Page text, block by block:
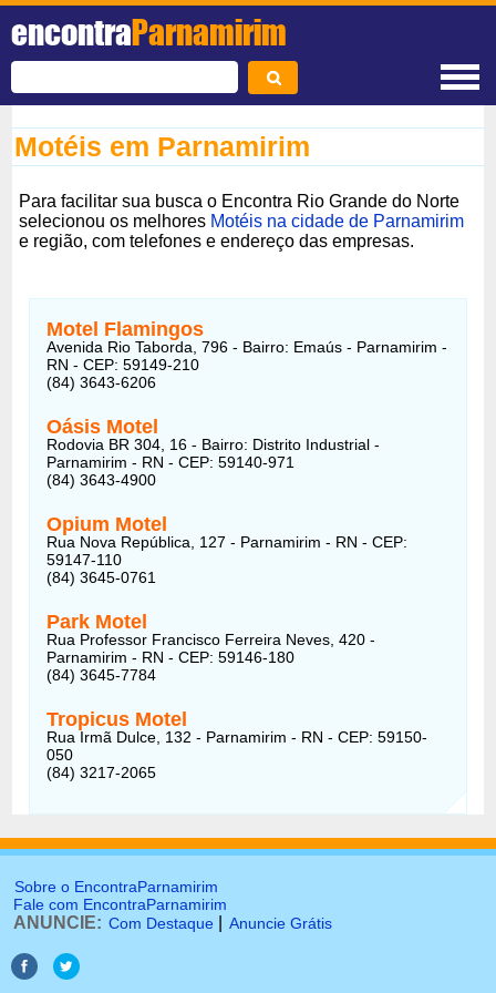
encontraParnamirim
Motéis em Parnamirim
Para facilitar sua busca o Encontra Rio Grande do Norte
selecionou os melhores Motéis na cidade de Parnamirim
e região, com telefones e endereço das empresas.
Motel Flamingos
Avenida Rio Taborda, 796 - Bairro: Emaús - Parnamirim -
RN - CEP: 59149-210
(84) 3643-6206
Oásis Motel
Rodovia BR 304, 16 - Bairro: Distrito Industrial -
Parnamirim - RN - CEP: 59140-971
(84) 3643-4900
Opium Motel
Rua Nova República, 127 - Parnamirim - RN - CEP:
59147-110
(84) 3645-0761
Park Motel
Rua Professor Francisco Ferreira Neves, 420 -
Parnamirim - RN - CEP: 59146-180
(84) 3645-7784
Tropicus Motel
Rua Irmã Dulce, 132 - Parnamirim - RN - CEP: 59150-
050
(84) 3217-2065
Sobre o EncontraParnamirim
Fale com EncontraParnamirim
ANUNCIE: Com Destaque Anuncie Grátis